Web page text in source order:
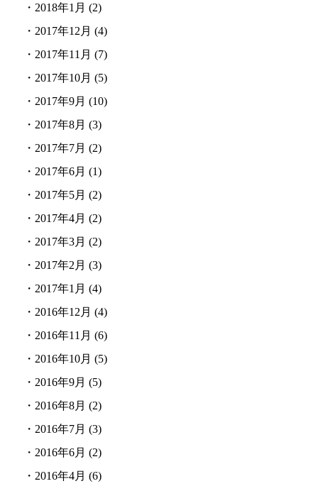
・ 2018年1月 (2)
・ 2017年12月 (4)
・ 2017年11月 (7)
・ 2017年10月 (5)
・ 2017年9月 (10)
・ 2017年8月 (3)
・ 2017年7月 (2)
・ 2017年6月 (1)
・ 2017年5月 (2)
・ 2017年4月 (2)
・ 2017年3月 (2)
・ 2017年2月 (3)
・ 2017年1月 (4)
・ 2016年12月 (4)
・ 2016年11月 (6)
・ 2016年10月 (5)
・ 2016年9月 (5)
・ 2016年8月 (2)
・ 2016年7月 (3)
・ 2016年6月 (2)
・ 2016年4月 (6)